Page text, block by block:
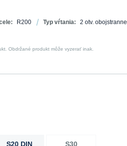
R200 Typ vŕtania: 2 otv. obojstranne
Obdržané produkt môže vyzerať inak.
S20 DIN S30